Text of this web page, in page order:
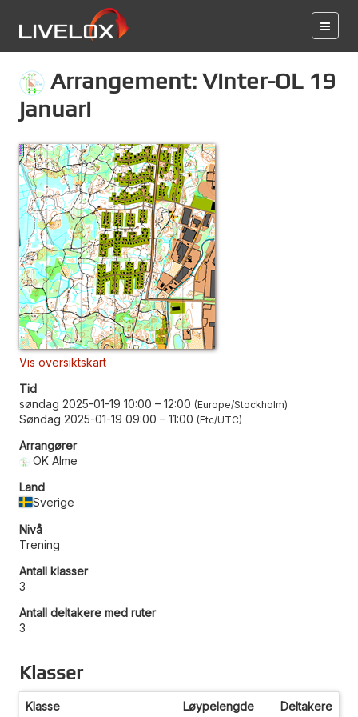
Arrangement: Vinter-OL 19
januari
Vis oversiktskart
Tid
søndag 2025-01-19 10:00 – 12:00 Europe/Stockholm
Søndag 2025-01-19 09:00 – 11:00 Etc/UTC
Arrangører
OK Älme
Land
Sverige
Nivå
Trening
Antall klasser
3
Antall deltakere med ruter
3
Klasser
Klasse Løypelengde Deltakere